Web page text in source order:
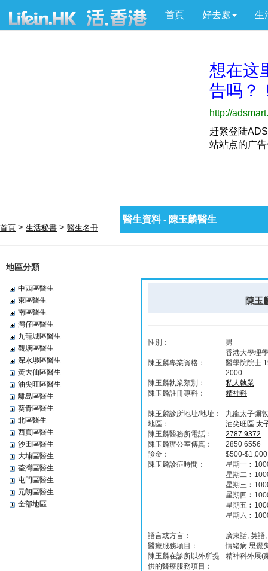
首頁 好去處 生
首頁 > 生活秘書 > 醫生名冊
地區分類
中西區醫生
東區醫生
南區醫生
灣仔區醫生
九龍城區醫生
觀塘區醫生
深水埗區醫生
黃大仙區醫生
油尖旺區醫生
離島區醫生
葵青區醫生
北區醫生
西頁區醫生
沙田區醫生
大埔區醫生
荃灣區醫生
屯門區醫生
元朗區醫生
全部地區
醫生資料 - 陳玉麟醫生
陳玉
性別： 男
陳玉麟專業資格：
香港大學理
醫學院院士
2000
陳玉麟執業類別：
私人執業
陳玉麟註冊專科：
精神科
陳玉麟診所地址/地址：
九龍‎太子彌
地區：
油尖旺區 太
陳玉麟醫務所電話：
2787 9372
陳玉麟辦公室傳真：
2850 6556
診金：
$500-$1,000
陳玉麟診症時間：
星期一
星期二
星期三
星期四
星期五
星期六
語言或方言：
廣東話, 英語
醫療服務項目：
情緒病 思覺
陳玉麟在診所以外所提
供的醫療服務項目：
精神科外展(